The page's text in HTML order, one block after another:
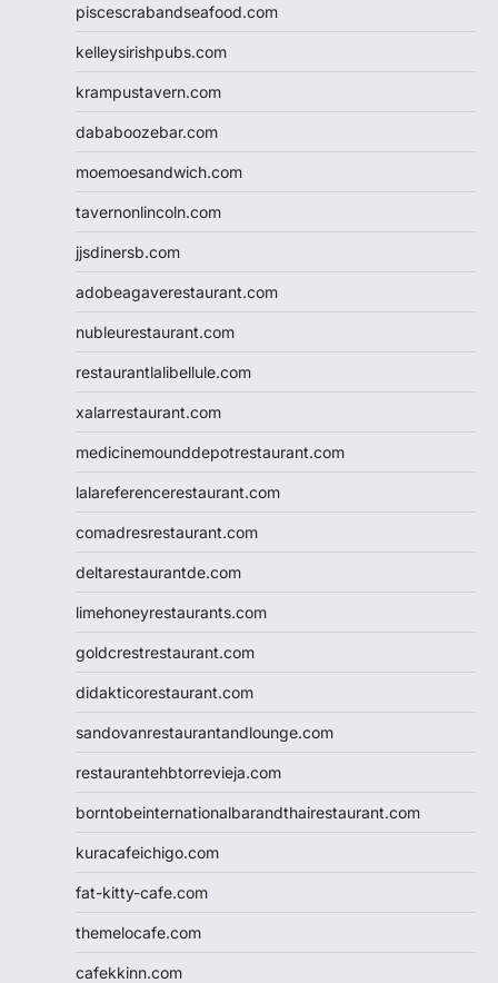
piscescrabandseafood.com
kelleysirishpubs.com
krampustavern.com
dababoozebar.com
moemoesandwich.com
tavernonlincoln.com
jjsdinersb.com
adobeagaverestaurant.com
nubleurestaurant.com
restaurantlalibellule.com
xalarrestaurant.com
medicinemounddepotrestaurant.com
lalareferencerestaurant.com
comadresrestaurant.com
deltarestaurantde.com
limehoneyrestaurants.com
goldcrestrestaurant.com
didakticorestaurant.com
sandovanrestaurantandlounge.com
restaurantehbtorrevieja.com
borntobeinternationalbarandthairestaurant.com
kuracafeichigo.com
fat-kitty-cafe.com
themelocafe.com
cafekkinn.com